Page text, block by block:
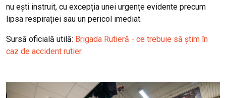
nu ești instruit, cu excepția unei urgențe evidente precum
lipsa respirației sau un pericol imediat.
Sursă oficială utilă: Brigada Rutieră - ce trebuie să știm în
caz de accident rutier.